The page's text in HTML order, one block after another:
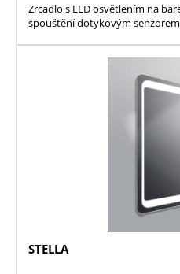
Zrcadlo s LED osvětlením na
spouštění dotykovým senzorem
STELLA